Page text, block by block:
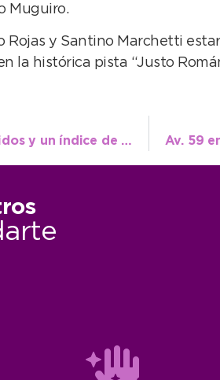
Muguiro.
Rojas y Santino Marchetti
la histórica pista “Justo
El 147 en 2024: más de 54 mil reclamos atendidos y un índice de resolución del 91%